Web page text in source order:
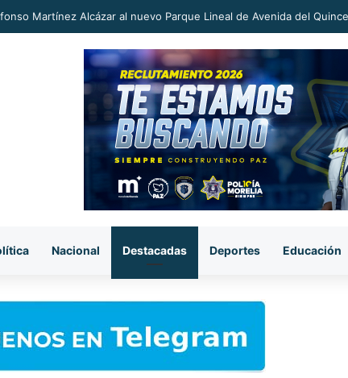
a proceso al «R1» por homicidio del ex alcalde Carlos Manzo
Nacional Destacadas Deportes Educación